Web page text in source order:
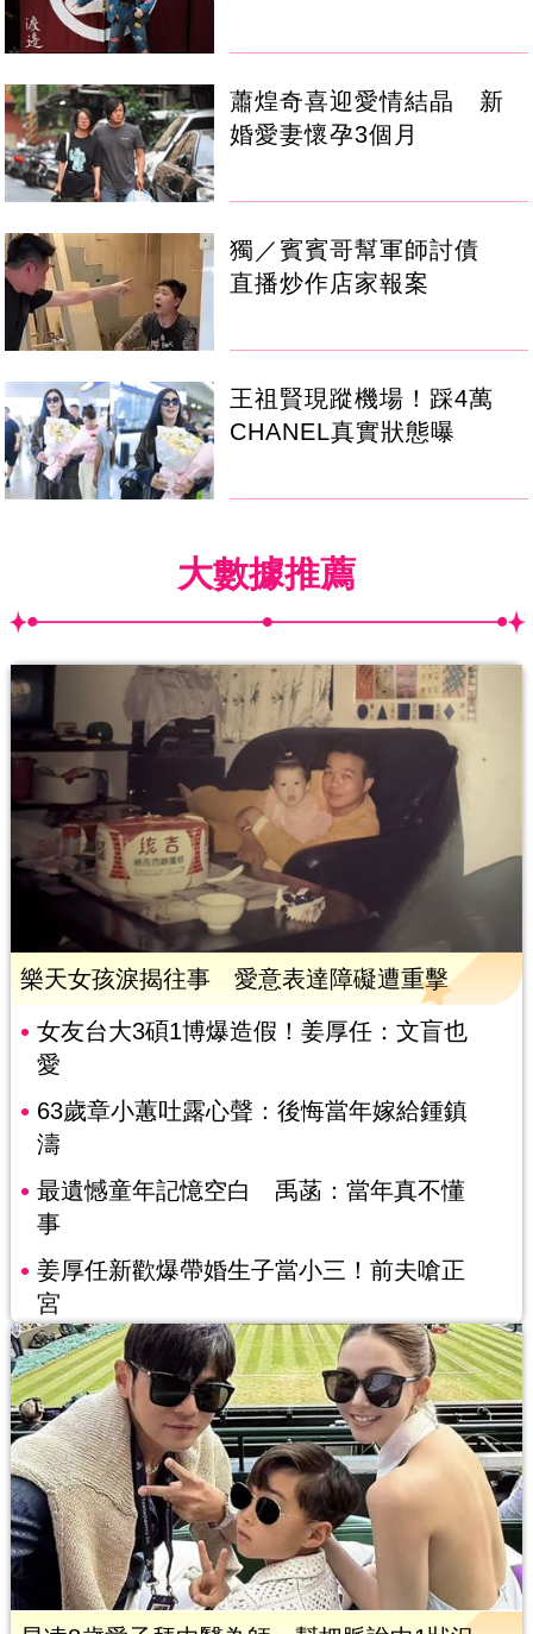
蕭煌奇喜迎愛情結晶 新
婚愛妻懷孕3個月
獨／賓賓哥幫軍師討債
直播炒作店家報案
王祖賢現蹤機場！踩4萬
CHANEL真實狀態曝
大數據推薦
樂天女孩淚揭往事 愛意表達障礙遭重擊
女友台大3碩1博爆造假！姜厚任：文盲也
愛
63歲章小蕙吐露心聲：後悔當年嫁給鍾鎮
濤
最遺憾童年記憶空白 禹菡：當年真不懂
事
姜厚任新歡爆帶婚生子當小三！前夫嗆正
宮